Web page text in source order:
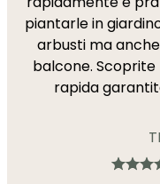
piantarle in
arbusti ma
balcone.
rapida